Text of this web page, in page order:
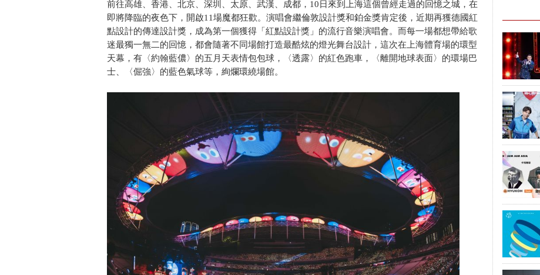
前往高雄、香港、北京、深圳、太原、武漢、成都，10日來到上海這個曾經走過的回憶之城，在
即將降臨的夜色下，開啟11場魔都狂歡。演唱會繼倫敦設計獎和鉑金獎肯定後，近期再獲德國紅
點設計的傳達設計獎，成為第一個獲得「紅點設計獎」的流行音樂演唱會。而每一場都想帶給歌
迷最獨一無二的回憶，都會隨著不同場館打造最酷炫的燈光舞台設計，這次在上海體育場的環型
天幕，有〈約翰藍儂〉的五月天表情包包球，〈透露〉的紅色跑車，〈離開地球表面〉的環場巴
士、〈倔強〉的藍色氣球等，絢爛環繞場館。